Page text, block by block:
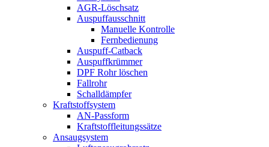
AGR-Löschsatz
Auspuffausschnitt
Manuelle Kontrolle
Fernbedienung
Auspuff-Catback
Auspuffkrümmer
DPF Rohr löschen
Fallrohr
Schalldämpfer
Kraftstoffsystem
AN-Passform
Kraftstoffleitungssätze
Ansaugsystem